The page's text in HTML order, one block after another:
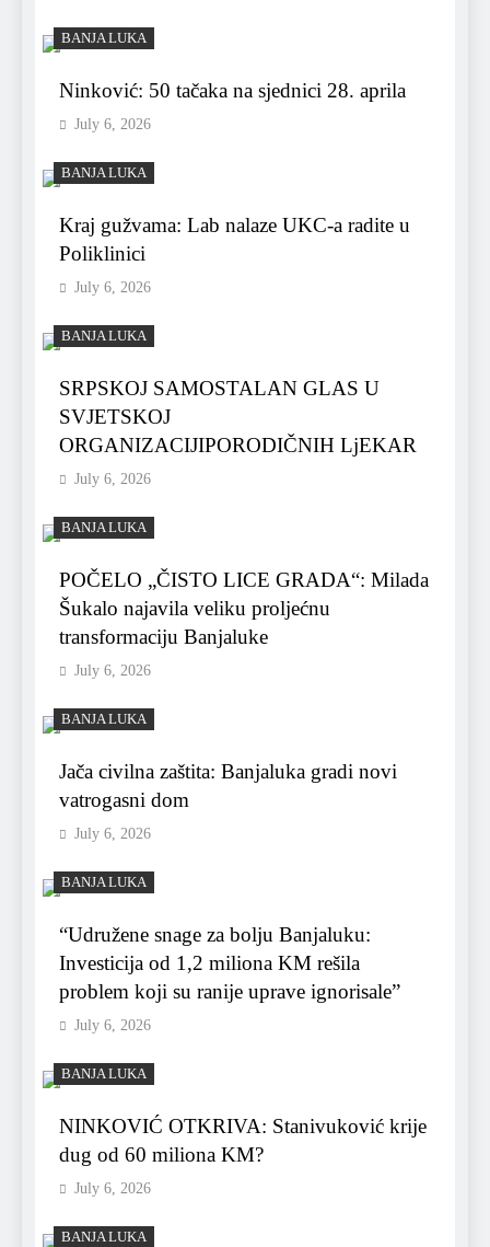
BANJA LUKA
Ninković: 50 tačaka na sjednici 28. aprila
July 6, 2026
BANJA LUKA
Kraj gužvama: Lab nalaze UKC-a radite u
Poliklinici
July 6, 2026
BANJA LUKA
SRPSKOJ SAMOSTALAN GLAS U
SVJETSKOJ
ORGANIZACIJIPORODIČNIH LjEKAR
July 6, 2026
BANJA LUKA
POČELO „ČISTO LICE GRADA“: Milada
Šukalo najavila veliku proljećnu
transformaciju Banjaluke
July 6, 2026
BANJA LUKA
Jača civilna zaštita: Banjaluka gradi novi
vatrogasni dom
July 6, 2026
BANJA LUKA
“Udružene snage za bolju Banjaluku:
Investicija od 1,2 miliona KM rešila
problem koji su ranije uprave ignorisale”
July 6, 2026
BANJA LUKA
NINKOVIĆ OTKRIVA: Stanivuković krije
dug od 60 miliona KM?
July 6, 2026
BANJA LUKA